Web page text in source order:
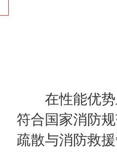
在性能优势
符合国家消防
疏散与消防救